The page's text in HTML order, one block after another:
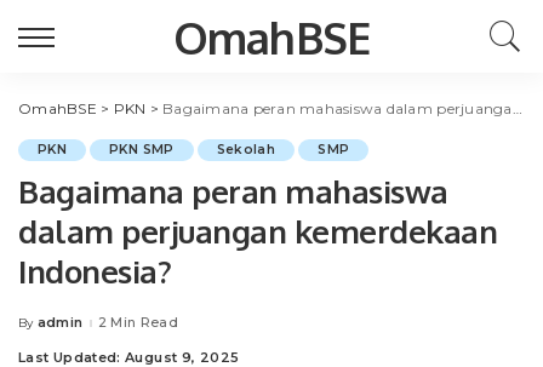
OmahBSE
OmahBSE > PKN > Bagaimana peran mahasiswa dalam perjuangan kemerdekaan Indonesia?
PKN PKN SMP Sekolah SMP
Bagaimana peran mahasiswa
dalam perjuangan kemerdekaan
Indonesia?
Posted
By admin 2 Min Read
Last Updated: August 9, 2025